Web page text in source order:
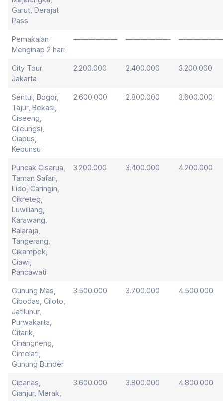
Garut, Derajat
Pass
Pemakaian
Menginap 2 hari
—————— —————— ——————
City Tour
Jakarta
2.200.000 2.400.000 3.200.000
Sentul, Bogor,
Tajur, Bekasi,
Ciseeng,
Cileungsi,
Ciapus,
Kebunsu
2.600.000 2.800.000 3.600.000
Puncak Cisarua,
Taman Safari,
Lido, Caringin,
Cikreteg,
Luwiliang,
Karawang,
Balaraja,
Tangerang,
Cikampek,
Ciawi,
Pancawati
3.200.000 3.400.000 4.200.000
Gunung Mas,
Cibodas, Ciloto,
Jatiluhur,
Purwakarta,
Citarik,
Cinangneng,
Cimelati,
Gunung Bunder
3.500.000 3.700.000 4.500.000
Cipanas,
Cianjur, Merak,
3.600.000 3.800.000 4.800.000